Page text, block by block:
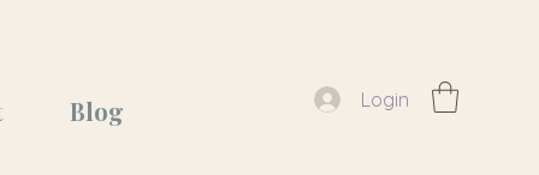
Login
Blog